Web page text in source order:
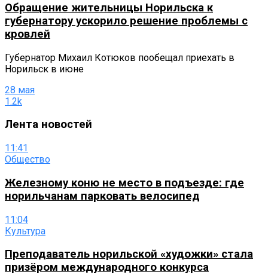
Обращение жительницы Норильска к
губернатору ускорило решение проблемы с
кровлей
Губернатор Михаил Котюков пообещал приехать в
Норильск в июне
28 мая
1.2k
Лента новостей
11:41
Общество
Железному коню не место в подъезде: где
норильчанам парковать велосипед
11:04
Культура
Преподаватель норильской «художки» стала
призёром международного конкурса